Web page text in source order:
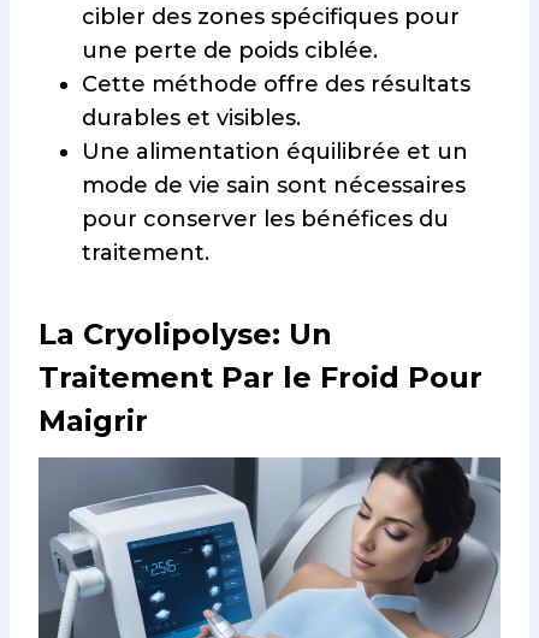
cibler des zones spécifiques pour
une perte de poids ciblée.
Cette méthode offre des résultats
durables et visibles.
Une alimentation équilibrée et un
mode de vie sain sont nécessaires
pour conserver les bénéfices du
traitement.
La Cryolipolyse: Un
Traitement Par le Froid Pour
Maigrir